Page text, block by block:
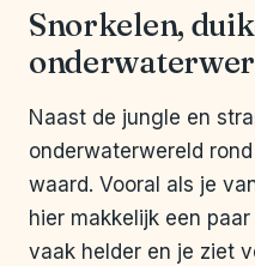
Snorkelen,
Naast de jungle en
onderwaterwereld
waard. Vooral als je
hier makkelijk een
vaak helder en je ziet